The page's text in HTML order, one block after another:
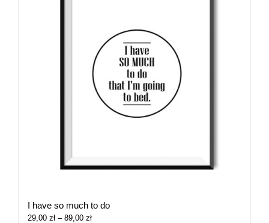
I have so much to do
29,00 zł – 89,00 złZakres